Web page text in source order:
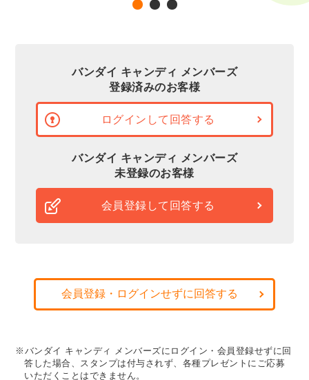
バンダイ キャンディ メンバーズ
登録済みのお客様
ログインして回答する
バンダイ キャンディ メンバーズ
未登録のお客様
会員登録して回答する
会員登録・ログインせずに回答する
※バンダイ キャンディ メンバーズにログイン・会員登録せずに回
答した場合、スタンプは付与されず、各種プレゼントにご応募
いただくことはできません。